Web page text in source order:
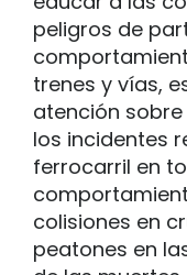
peligros de
trenes y vías,
atención
los incidentes
ferrocarril en
colisiones en
peatones en